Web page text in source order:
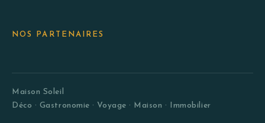
NOS PARTENAIRES
Maison Soleil
Déco · Gastronomie · Voyage · Maison · Immobilier